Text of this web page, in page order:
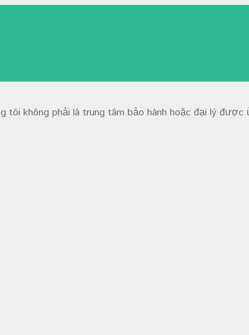
không phải là trung tâm bảo hành hoặc đại lý được